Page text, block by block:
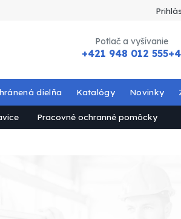
Potlač a vyšívanie
+421 948 012 555
Pracovné ochranné pomôcky
dielňa Katalógy Novinky